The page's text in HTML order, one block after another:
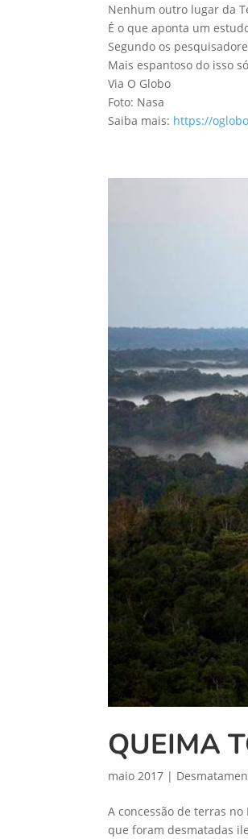
Nenhum outro lugar da
É o que aponta um
Segundo os
Mais espantoso do isso
Via O Globo
Foto: Nasa
Saiba mais: https://
QUEIMA
maio 2017 |
A concessão de terras
que foram desmatadas